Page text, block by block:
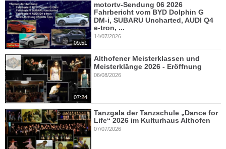
09:51
motortv-Sendung 06 2026
Fahrbericht vom BYD Dolphin G
DM-i, SUBARU Uncharted, AUDI Q4
e-tron, ...
14/07/2026
07:24
Althofener Meisterklassen und
Meisterklänge 2026 - Eröffnung
06/08/2026
Tanzgala der Tanzschule „Dance for
Life“ 2026 im Kulturhaus Althofen
07/07/2026